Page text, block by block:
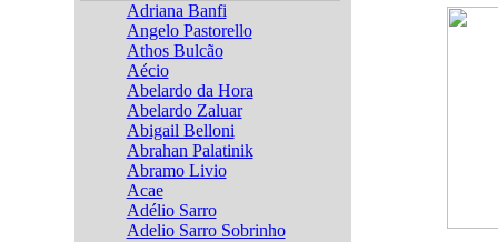
Adriana Banfi
Angelo Pastorello
Athos Bulcão
Aécio
Abelardo da Hora
Abelardo Zaluar
Abigail Belloni
Abrahan Palatinik
Abramo Livio
Acae
Adélio Sarro
Adelio Sarro Sobrinho